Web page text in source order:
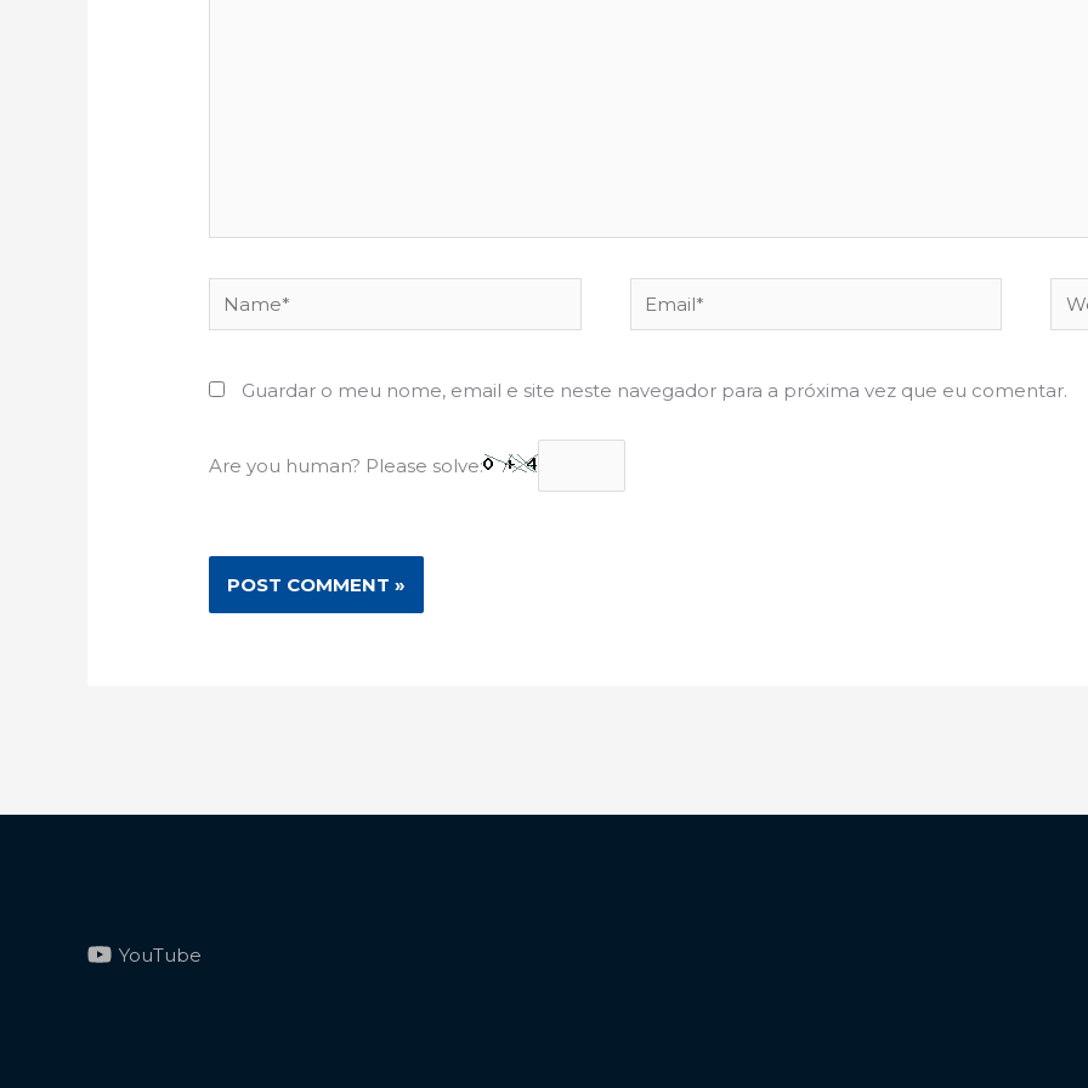
Name* Email*
Guardar o meu nome, email e site neste navegador para a próxima vez que eu comentar.
Are you human? Please solve:
YouTube